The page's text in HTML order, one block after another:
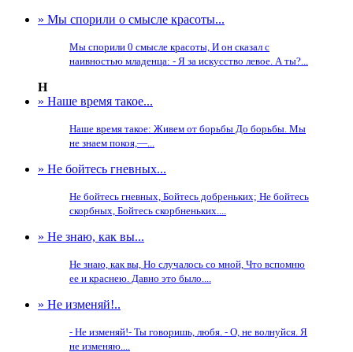
» Мы спорили о смысле красоты...
Мы спорили 0 смысле красоты, И он сказал с
наивностью младенца: - Я за искусство левое. А ты?...
Н
» Наше время такое...
Наше время такое: Живем от борьбы До борьбы. Мы
не знаем покоя,—...
» Не бойтесь гневных...
Не бойтесь гневных, Бойтесь добреньких; Не бойтесь
скорбных, Бойтесь скорбненьких....
» Не знаю, как вы...
Не знаю, как вы, Но случалось со мной, Что вспомню
ее и краснею. Давно это было....
» Не изменяй!..
- Не изменяй!- Ты говоришь, любя. - О, не волнуйся. Я
не изменяю....